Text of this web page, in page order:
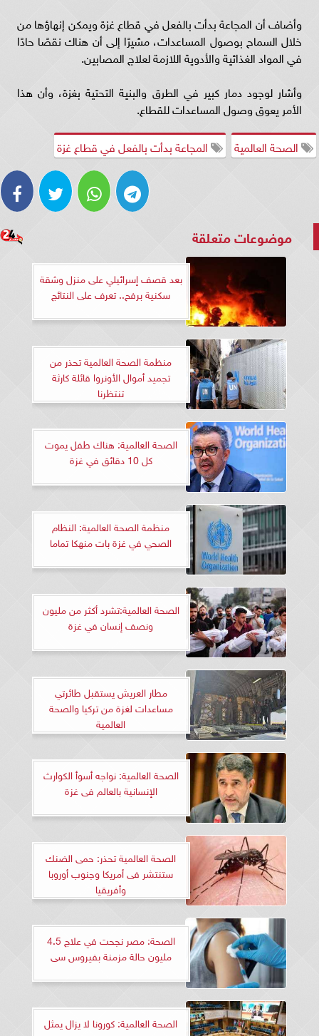
وأضاف أن المجاعة بدأت بالفعل في قطاع غزة ويمكن إنهاؤها من
خلال السماح بوصول المساعدات، مشيرًا إلى أن هناك نقصًا حادًا
في المواد الغذائية والأدوية اللازمة لعلاج المصابين.
وأشار لوجود دمار كبير في الطرق والبنية التحتية بغزة، وأن هذا
الأمر يعوق وصول المساعدات للقطاع.
الصحة العالمية
المجاعة بدأت بالفعل في قطاع غزة
موضوعات متعلقة
بعد قصف إسرائيلي على منزل وشقة
سكنية برفح.. تعرف على النتائج
منظمة الصحة العالمية تحذر من
تجميد أموال الأونروا قائلة كارثة
تنتظرنا
الصحة العالمية: هناك طفل يموت
كل 10 دقائق في غزة
منظمة الصحة العالمية: النظام
الصحي في غزة بات منهكا تماما
الصحة العالمية:تشرد أكثر من مليون
ونصف إنسان في غزة
مطار العريش يستقبل طائرتي
مساعدات لغزة من تركيا والصحة
العالمية
الصحة العالمية: نواجه أسوأ الكوارث
الإنسانية بالعالم فى غزة
الصحة العالمية تحذر: حمى الضنك
ستنتشر فى أمريكا وجنوب أوروبا
وأفريقيا
الصحة: مصر نجحت في علاج 4.5
مليون حالة مزمنة بفيروس سى
الصحة العالمية: كورونا لا يزال يمثل